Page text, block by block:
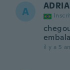
A
il y a 5